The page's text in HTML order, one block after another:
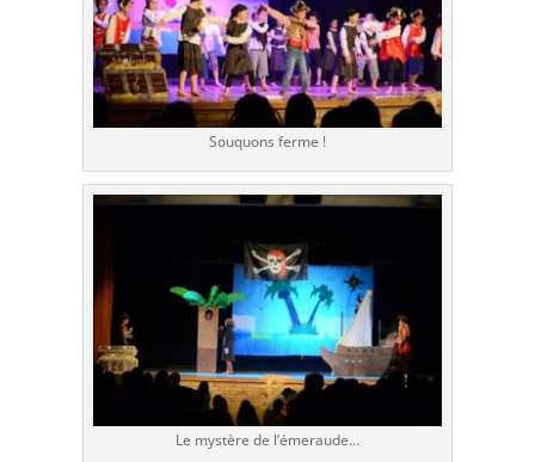
Souquons ferme !
Le mystère de l’émeraude…